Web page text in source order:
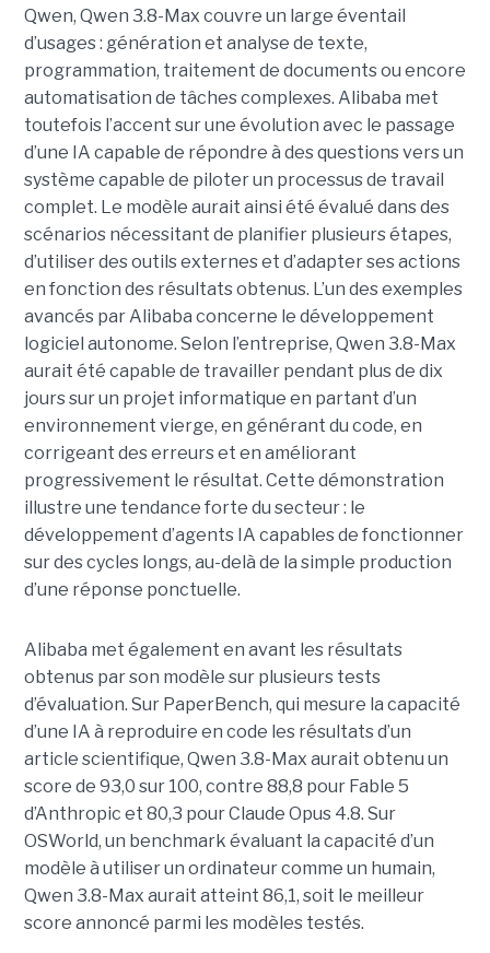
Qwen, Qwen 3.8-Max couvre un large éventail
d’usages : génération et analyse de texte,
programmation, traitement de documents ou encore
automatisation de tâches complexes. Alibaba met
toutefois l’accent sur une évolution avec le passage
d’une IA capable de répondre à des questions vers un
système capable de piloter un processus de travail
complet. Le modèle aurait ainsi été évalué dans des
scénarios nécessitant de planifier plusieurs étapes,
d’utiliser des outils externes et d’adapter ses actions
en fonction des résultats obtenus. L’un des exemples
avancés par Alibaba concerne le développement
logiciel autonome. Selon l’entreprise, Qwen 3.8-Max
aurait été capable de travailler pendant plus de dix
jours sur un projet informatique en partant d’un
environnement vierge, en générant du code, en
corrigeant des erreurs et en améliorant
progressivement le résultat. Cette démonstration
illustre une tendance forte du secteur : le
développement d’agents IA capables de fonctionner
sur des cycles longs, au-delà de la simple production
d’une réponse ponctuelle.
Alibaba met également en avant les résultats
obtenus par son modèle sur plusieurs tests
d’évaluation. Sur PaperBench, qui mesure la capacité
d’une IA à reproduire en code les résultats d’un
article scientifique, Qwen 3.8-Max aurait obtenu un
score de 93,0 sur 100, contre 88,8 pour Fable 5
d’Anthropic et 80,3 pour Claude Opus 4.8. Sur
OSWorld, un benchmark évaluant la capacité d’un
modèle à utiliser un ordinateur comme un humain,
Qwen 3.8-Max aurait atteint 86,1, soit le meilleur
score annoncé parmi les modèles testés.